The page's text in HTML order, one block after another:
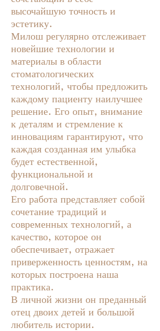
высочайшую точность и
эстетику.
Милош регулярно отслеживает
новейшие технологии и
материалы в области
стоматологических
технологий, чтобы предложить
каждому пациенту наилучшее
решение. Его опыт, внимание
к деталям и стремление к
инновациям гарантируют, что
каждая созданная им улыбка
будет естественной,
функциональной и
долговечной.
Его работа представляет собой
сочетание традиций и
современных технологий, а
качество, которое он
обеспечивает, отражает
приверженность ценностям, на
которых построена наша
практика.
В личной жизни он преданный
отец двоих детей и большой
любитель истории.